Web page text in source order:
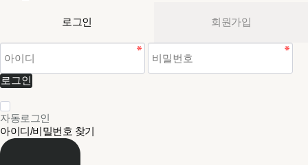
로그인 회원가입
로그인
자동로그인
아이디/비밀번호 찾기